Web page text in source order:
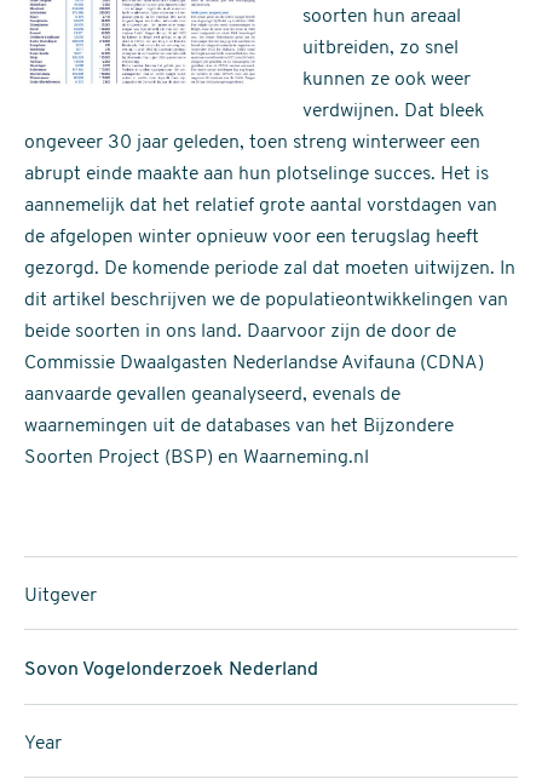
soorten hun areaal
uitbreiden, zo snel
kunnen ze ook weer
verdwijnen. Dat bleek
ongeveer 30 jaar geleden, toen streng winterweer een
abrupt einde maakte aan hun plotselinge succes. Het is
aannemelijk dat het relatief grote aantal vorstdagen van
de afgelopen winter opnieuw voor een terugslag heeft
gezorgd. De komende periode zal dat moeten uitwijzen. In
dit artikel beschrijven we de populatieontwikkelingen van
beide soorten in ons land. Daarvoor zijn de door de
Commissie Dwaalgasten Nederlandse Avifauna (CDNA)
aanvaarde gevallen geanalyseerd, evenals de
waarnemingen uit de databases van het Bijzondere
Soorten Project (BSP) en Waarneming.nl
Uitgever
Sovon Vogelonderzoek Nederland
Year